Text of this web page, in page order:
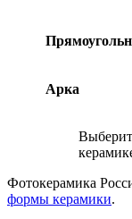
Арка
Фотокерамика
формы керамики.